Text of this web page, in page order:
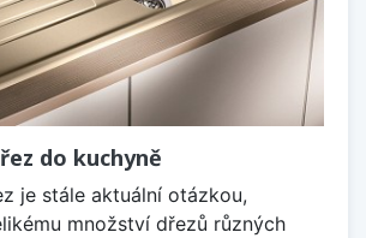
do kuchyně
je stále aktuální otázkou,
množství dřezů různých